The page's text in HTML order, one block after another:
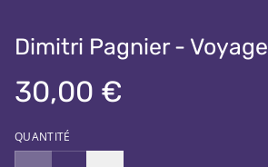
Dimitri Pagnier - Voyage
30,00 €
QUANTITÉ